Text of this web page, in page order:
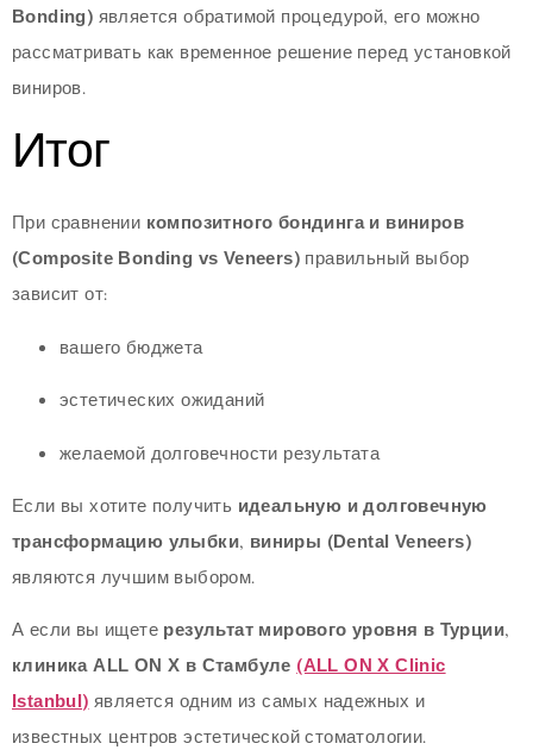
Bonding) является обратимой процедурой, его можно
рассматривать как временное решение перед установкой
виниров.
Итог
При сравнении композитного бондинга и виниров
(Composite Bonding vs Veneers) правильный выбор
зависит от:
вашего бюджета
эстетических ожиданий
желаемой долговечности результата
Если вы хотите получить идеальную и долговечную
трансформацию улыбки, виниры (Dental Veneers)
являются лучшим выбором.
А если вы ищете результат мирового уровня в Турции,
клиника ALL ON X в Стамбуле(ALL ON X Clinic
Istanbul)является одним из самых надежных и
известных центров эстетической стоматологии.